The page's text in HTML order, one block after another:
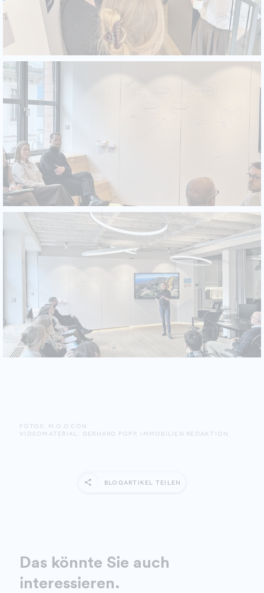
FOTOS: M.O.O.CON
VIDEOMATERIAL: GERHARD POPP, IMMOBILIEN REDAKTION
BLOGARTIKEL TEILEN
Das könnte Sie auch
interessieren.